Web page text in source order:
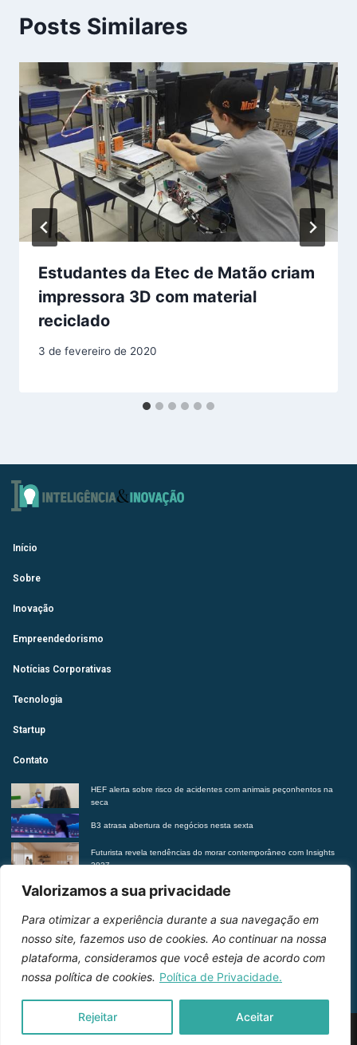
Valorizamos a sua privacidade
Para otimizar a experiência durante a sua navegação em
nosso site, fazemos uso de cookies. Ao continuar na nossa
plataforma, consideramos que você esteja de acordo com
nossa política de cookies. Política de Privacidade.
Rejeitar Aceitar
Posts Similares
Estudantes da Etec de Matão criam
impressora 3D com material
reciclado
3 de fevereiro de 2020
Início
Sobre
Inovação
Empreendedorismo
Notícias Corporativas
Tecnologia
Startup
Contato
HEF alerta sobre risco de acidentes com animais peçonhentos na
seca
B3 atrasa abertura de negócios nesta sexta
Futurista revela tendências do morar contemporâneo com Insights
2027
Suplementação de vitaminas sem orientação médica pode trazer
riscos à saúde, alerta Hetrin
Entre em contato
2026 © Inteligência e Inovação. Todos os direitos
reservados.